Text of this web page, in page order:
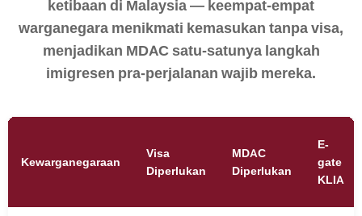
ketibaan di Malaysia — keempat-empat
warganegara menikmati kemasukan tanpa visa,
menjadikan MDAC satu-satunya langkah
imigresen pra-perjalanan wajib mereka.
Kewarganegaraan
Visa
Diperlukan
MDAC
Diperlukan
E-
gate
KLIA